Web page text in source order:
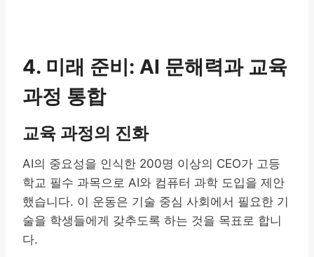
4. 미래 준비: AI 문해력과 교육
과정 통합
교육 과정의 진화
AI의 중요성을 인식한 200명 이상의 CEO가 고등
학교 필수 과목으로 AI와 컴퓨터 과학 도입을 제안
했습니다. 이 운동은 기술 중심 사회에서 필요한 기
술을 학생들에게 갖추도록 하는 것을 목표로 합니
다.